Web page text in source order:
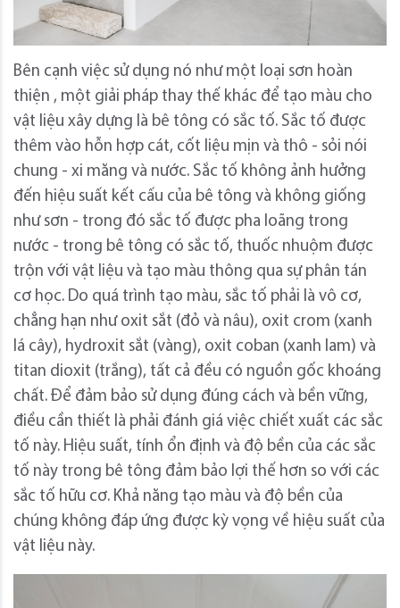
Bên cạnh việc sử dụng nó như một loại sơn hoàn
thiện , một giải pháp thay thế khác để tạo màu cho
vật liệu xây dựng là bê tông có sắc tố. Sắc tố được
thêm vào hỗn hợp cát, cốt liệu mịn và thô - sỏi nói
chung - xi măng và nước. Sắc tố không ảnh hưởng
đến hiệu suất kết cấu của bê tông và không giống
như sơn - trong đó sắc tố được pha loãng trong
nước - trong bê tông có sắc tố, thuốc nhuộm được
trộn với vật liệu và tạo màu thông qua sự phân tán
cơ học. Do quá trình tạo màu, sắc tố phải là vô cơ,
chẳng hạn như oxit sắt (đỏ và nâu), oxit crom (xanh
lá cây), hydroxit sắt (vàng), oxit coban (xanh lam) và
titan dioxit (trắng), tất cả đều có nguồn gốc khoáng
chất. Để đảm bảo sử dụng đúng cách và bền vững,
điều cần thiết là phải đánh giá việc chiết xuất các sắc
tố này. Hiệu suất, tính ổn định và độ bền của các sắc
tố này trong bê tông đảm bảo lợi thế hơn so với các
sắc tố hữu cơ. Khả năng tạo màu và độ bền của
chúng không đáp ứng được kỳ vọng về hiệu suất của
vật liệu này.